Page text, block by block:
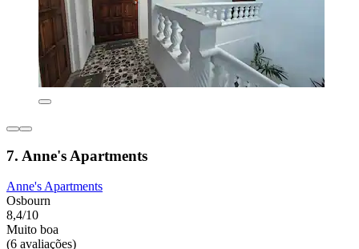
7. Anne's Apartments
Anne's Apartments
Osbourn
8,4/10
Muito boa
(6 avaliações)